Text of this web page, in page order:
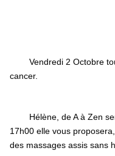
Vendredi 2 Octobre
cancer.
Hélène, de A à Zen
17h00 elle vous
des massages assis sans